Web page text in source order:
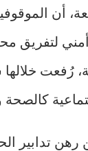
أن
لتفريق
رُفعت
كالصحة
رهن تدابير